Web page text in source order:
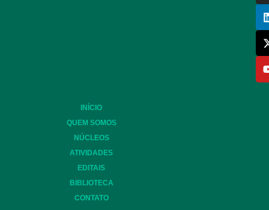
INÍCIO
QUEM SOMOS
NÚCLEOS
ATIVIDADES
EDITAIS
BIBLIOTECA
CONTATO